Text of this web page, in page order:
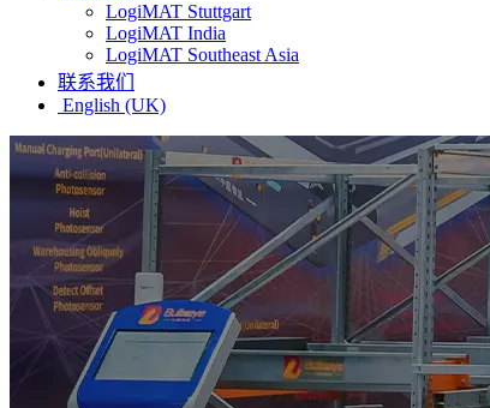
LogiMAT Stuttgart
LogiMAT India
LogiMAT Southeast Asia
联系我们
English (UK)